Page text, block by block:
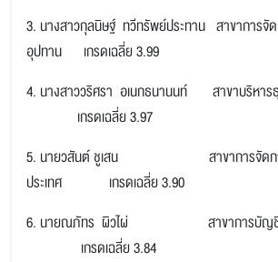
3. นางสาวกุลนิษฐ์ ทวีทรัพย์ประทาน สาขาการจัด
อุปทาน เกรดเฉลี่ย 3.99
4. นางสาววริศรา อเนกธนานนท์ สาขา
เกรดเฉลี่ย 3.97
5. นายวสันต์ ชูเสน สาขาการจัดการธุ
ประเทศ เกรดเฉลี่ย 3.90
6. นายณภัทร ผิวไผ่ สาข
เกรดเฉลี่ย 3.84